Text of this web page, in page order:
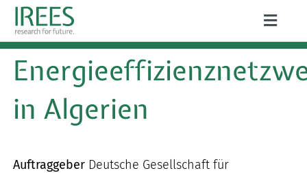
Zum
Inhalt
springen
Toggle
ÜBER UNS
AKTUELLES
PROJEKTE
in Algerien
Auftraggeber Deutsche Gesellschaft für